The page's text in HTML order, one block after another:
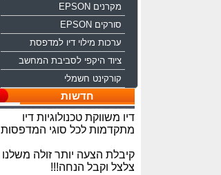
מקרנים EPSON
סורקים EPSON
ערכות מילוי דיו למדפסת
ציוד היקפי לסביבת המחשב
קורקינט חשמלי
חדשות
ברוכים הבאים לחברת איי ניד
דיו משווקת טכנולוגיות דיו
מתקדמות לכל סוגי המדפסות
צלצל וקבל הנחה!!!